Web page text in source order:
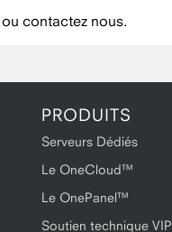
ou contactez nous.
PRODUITS
Serveurs Dédiés
Le OneCloud™
Le OnePanel™
Soutien technique VIP